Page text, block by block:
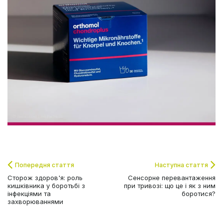
Попередня стаття
Сторож здоров'я: роль
кишківника у боротьбі з
інфекціями та
захворюваннями
Наступна стаття
Сенсорне перевантаження
при тривозі: що це і як з ним
боротися?